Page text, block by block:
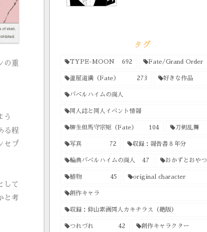
の重
う
る程
セプ
して
と考
タグ
TYPE-MOON 692 Fate/Grand Order
蘆屋道満（Fate） 273 好きな作品
バベルハイムの商人
同人誌と同人イベント情報
柳生但馬守宗矩（Fate） 104 刀剣乱舞
写真 72 収録：報告書８年分
輪典バベルハイムの商人 47 おかずとおやつ
植物 45 original character
創作キャラ
収録：仰山素画同人カキチラス（絶版）
つれづれ 42 創作キャラクター